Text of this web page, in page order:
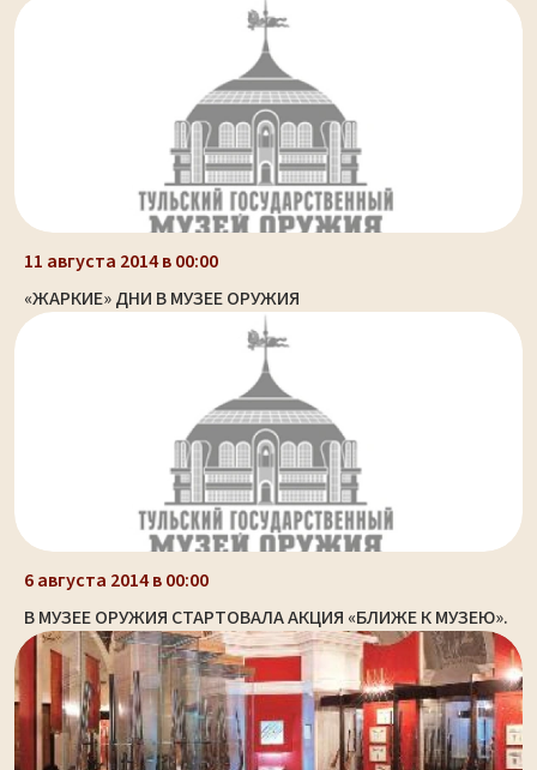
11 августа 2014 в 00:00
«ЖАРКИЕ» ДНИ В МУЗЕЕ ОРУЖИЯ
6 августа 2014 в 00:00
В МУЗЕЕ ОРУЖИЯ СТАРТОВАЛА АКЦИЯ «БЛИЖЕ К МУЗЕЮ».